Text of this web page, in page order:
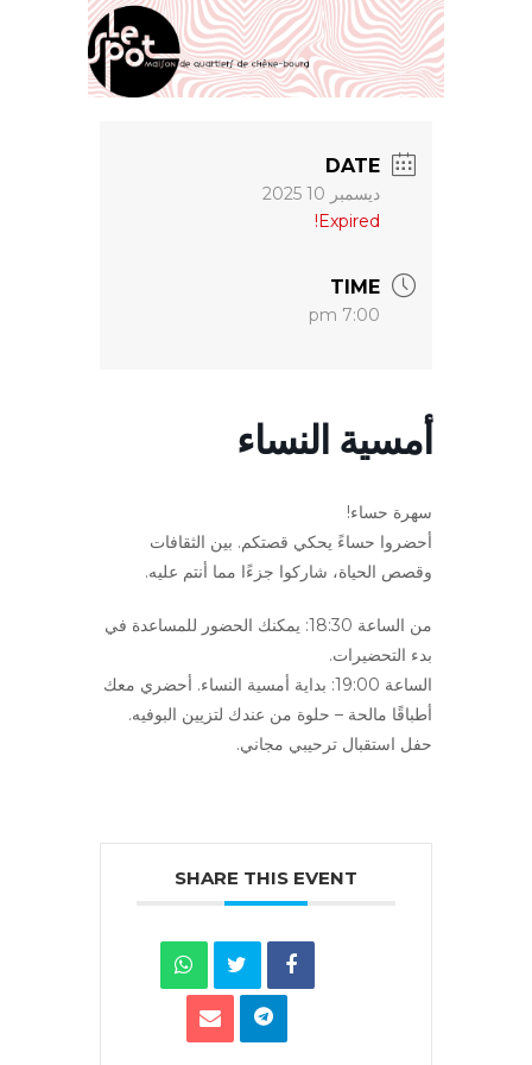
DATE
ديسمبر 10 2025
Expired!
TIME
7:00 pm
أمسية النساء
سهرة حساء!
أحضروا حساءً يحكي قصتكم. بين الثقافات
وقصص الحياة، شاركوا جزءًا مما أنتم عليه.
من الساعة 18:30: يمكنك الحضور للمساعدة في
بدء التحضيرات.
الساعة 19:00: بداية أمسية النساء. أحضري معك
أطباقًا مالحة – حلوة من عندك لتزيين البوفيه.
حفل استقبال ترحيبي مجاني.
SHARE THIS EVENT